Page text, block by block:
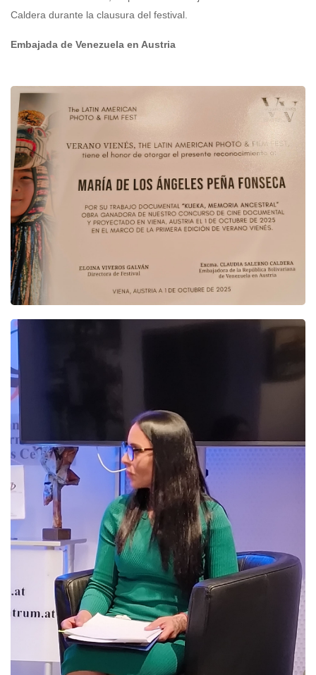
Caldera durante la clausura del festival.
Embajada de Venezuela en Austria